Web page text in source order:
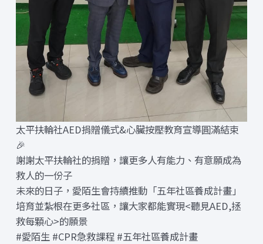
太平扶輪社AED捐贈儀式&心臟按壓教育宣導圓滿結束
🎉
謝謝太平扶輪社的捐贈，讓更多人有能力、有意願成為
救人的一份子
未來的日子，愛陌生會持續推動「五年社區養成計畫」
培育並紮根在更多社區，讓大家都能實現<聽見AED,拯
救每顆心>的願景
#愛陌生 #CPR急救課程 #五年社區養成計畫